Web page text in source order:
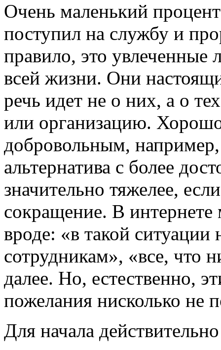
Очень маленький
поступил на службу и
правило, это увлеченные
всей жизни. Они
речь идет не о них, а о
или организацию.
добровольным, например,
альтернатива с более
значительно тяжелее,
сокращение. В интернете
вроде: «в такой
сотрудникам», «все, что
далее. Но, естественно,
пожелания нисколько не
Для начала